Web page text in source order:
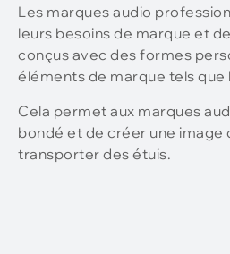
Les marques audio
leurs besoins de marque et
conçus avec des formes
éléments de marque tels que
Cela permet aux marques
bondé et de créer une
transporter des étuis.